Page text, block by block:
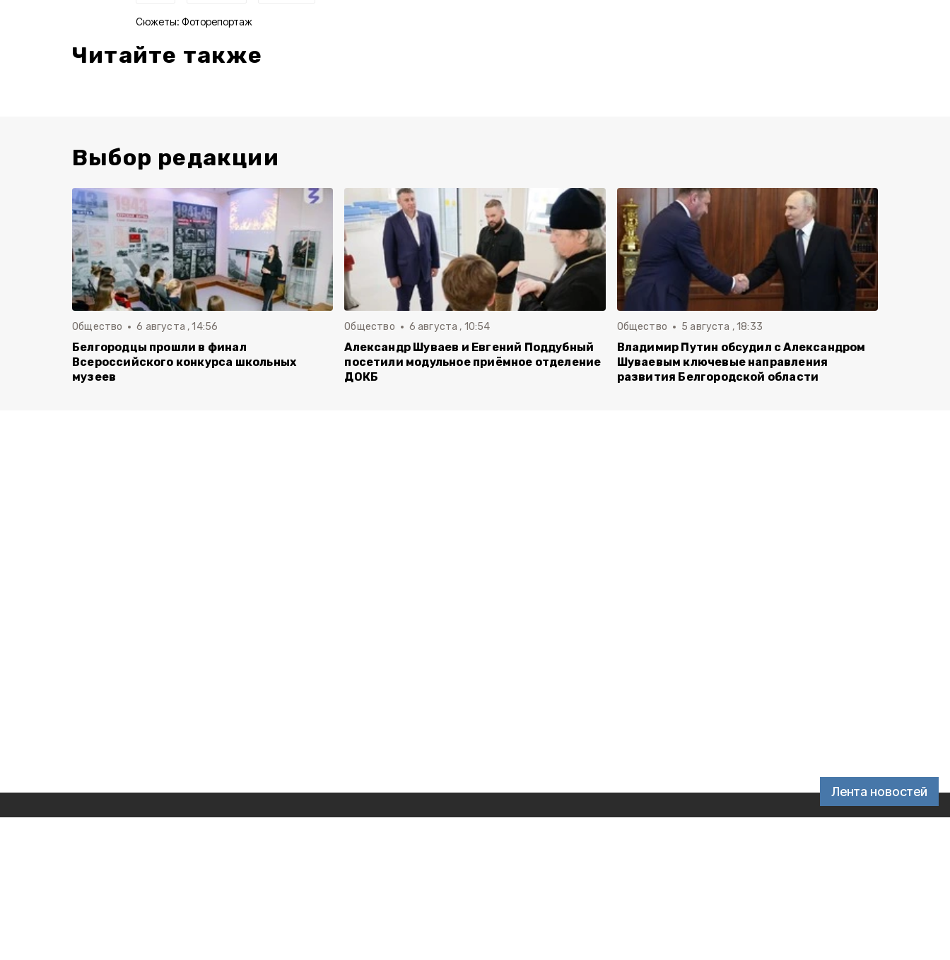
Лента новостей
Сюжеты: Фоторепортаж
Читайте также
Выбор редакции
Общество 6 августа , 14:56
Белгородцы прошли в финал
Всероссийского конкурса школьных
музеев
Общество 6 августа , 10:54
Александр Шуваев и Евгений Поддубный
посетили модульное приёмное отделение
ДОКБ
Общество 5 августа , 18:33
Владимир Путин обсудил с Александром
Шуваевым ключевые направления
развития Белгородской области